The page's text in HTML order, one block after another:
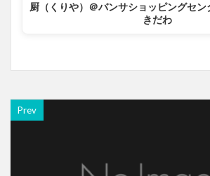
厨（くりや）＠バンサショッピングセ
きだわ
Prev